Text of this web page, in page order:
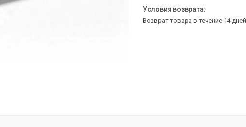
возврат товара в течение 14 дней